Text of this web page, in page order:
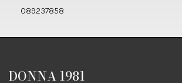
089237858
DONNA 1981